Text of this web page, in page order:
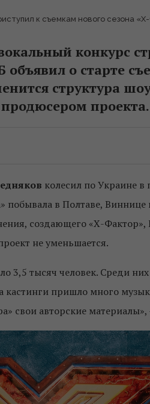
к съемкам нового сезона
конкурс
о старте
структура
проекта.
колесил по Украине в
побывала в Полтаве, Виннице
создающего «Х-Фактор»,
не уменьшается.
3,5 тысяч человек. Среди
кастинги пришло много
свои авторские